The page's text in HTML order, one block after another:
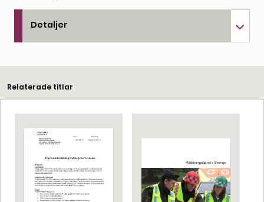
Detaljer
Relaterade titlar